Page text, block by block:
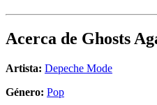
Acerca de Ghosts
Artista: Depeche Mode
Género: Pop